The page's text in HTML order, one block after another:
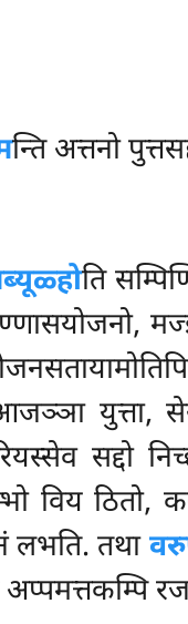
न्ति अत्तनो
ति
युत्ता,
सद्दो
विय
लभति. तथा
अप्पमत्तकम्पि